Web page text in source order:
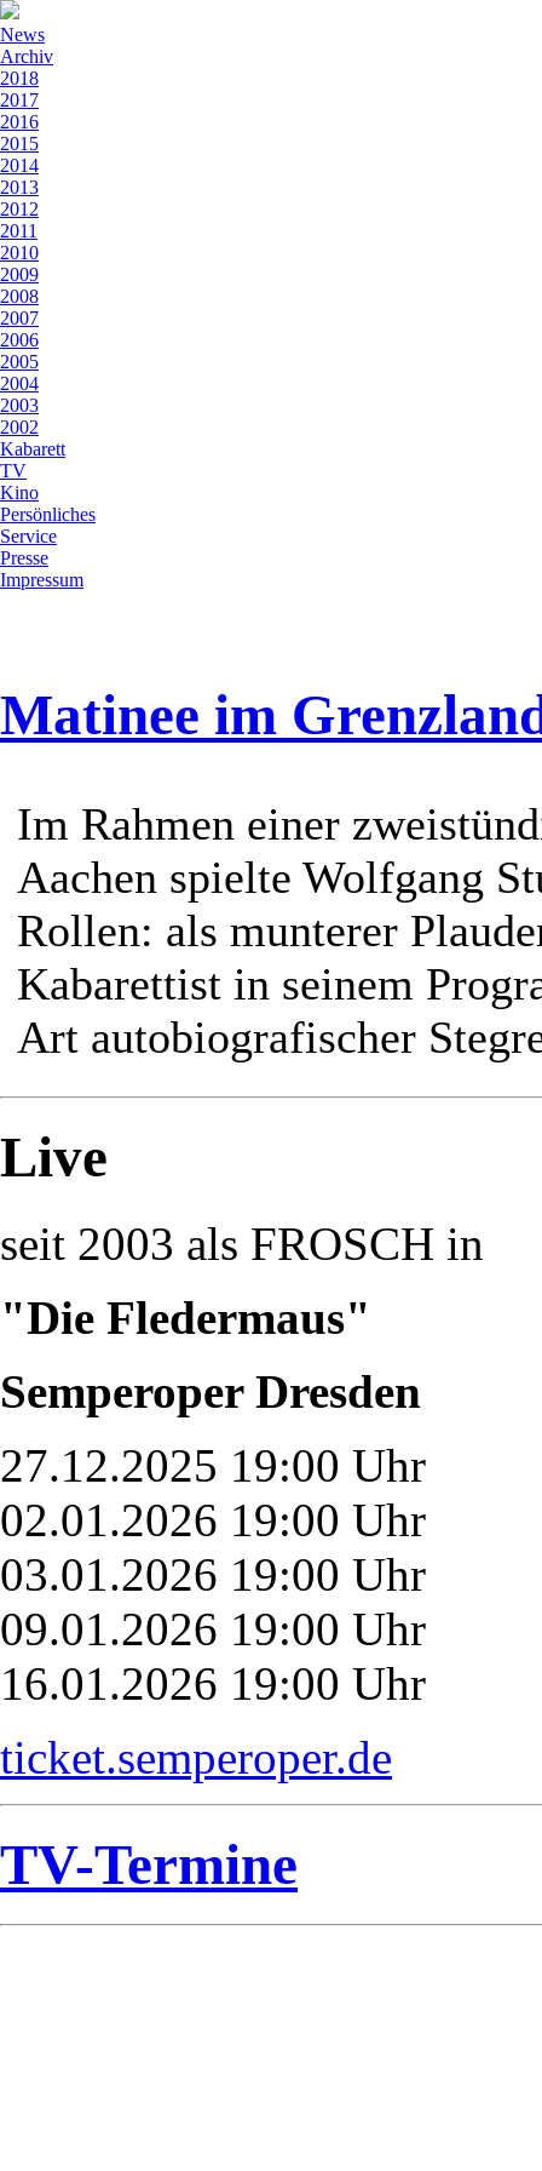
News
Archiv
2018
2017
2016
2015
2014
2013
2012
2011
2010
2009
2008
2007
2006
2005
2004
2003
2002
Kabarett
TV
Kino
Persönliches
Service
Presse
Impressum
Matinee im
Im Rahmen einer
Aachen spielte Wolfgang
Rollen: als munterer
Kabarettist in seinem
Art autobiografischer
Live
seit 2003 als FROSCH in
"Die Fledermaus"
Semperoper Dresden
27.12.2025 19:00 Uhr
02.01.2026 19:00 Uhr
03.01.2026 19:00 Uhr
09.01.2026 19:00 Uhr
16.01.2026 19:00 Uhr
ticket.semperoper.de
TV-Termine